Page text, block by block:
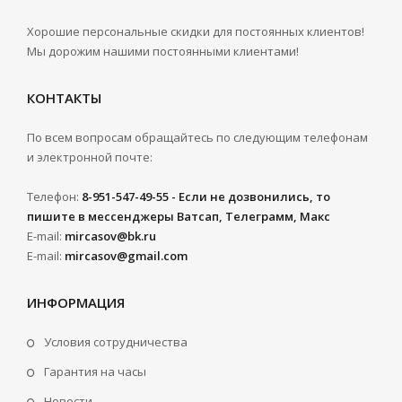
Хорошие персональные скидки для постоянных клиентов!
Мы дорожим нашими постоянными клиентами!
КОНТАКТЫ
По всем вопросам обращайтесь по следующим телефонам
и электронной почте:
Телефон: 8-951-547-49-55 - Если не дозвонились, то
пишите в мессенджеры Ватсап, Телеграмм, Макс
E-mail: mircasov@bk.ru
E-mail: mircasov@gmail.com
ИНФОРМАЦИЯ
Условия сотрудничества
Гарантия на часы